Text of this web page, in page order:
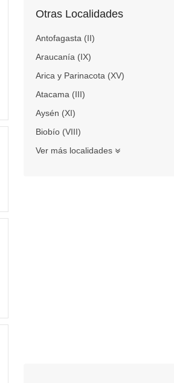
Otras Localidades
Antofagasta (II)
Araucanía (IX)
Arica y Parinacota (XV)
Atacama (III)
Aysén (XI)
Biobío (VIII)
Ver más localidades